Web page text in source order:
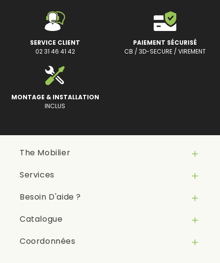
SERVICE CLIENT
02 31 46 41 42
PAIEMENT SÉCURISÉ
CB / 3D-SECURE / VIREMENT
MONTAGE & INSTALLATION
INCLUS
The Mobilier 
Services 
Besoin D'aide ? 
Catalogue 
Coordonnées 